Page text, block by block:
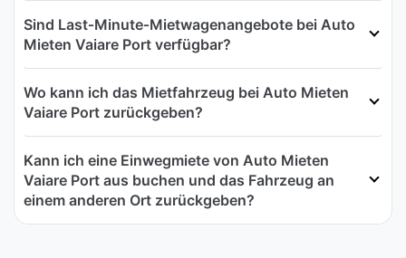
Sind Last‑Minute‑Mietwagenangebote bei Auto
Mieten Vaiare Port verfügbar?
Wo kann ich das Mietfahrzeug bei Auto Mieten
Vaiare Port zurückgeben?
Kann ich eine Einwegmiete von Auto Mieten
Vaiare Port aus buchen und das Fahrzeug an
einem anderen Ort zurückgeben?